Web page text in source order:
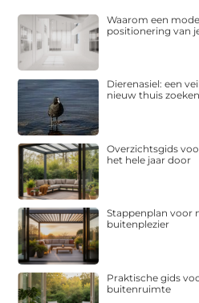
Waarom een
positionering van
Dierenasiel: een
nieuw thuis zoeken
Overzichtsgids
het hele jaar door
Stappenplan voor
buitenplezier
Praktische gids
buitenruimte